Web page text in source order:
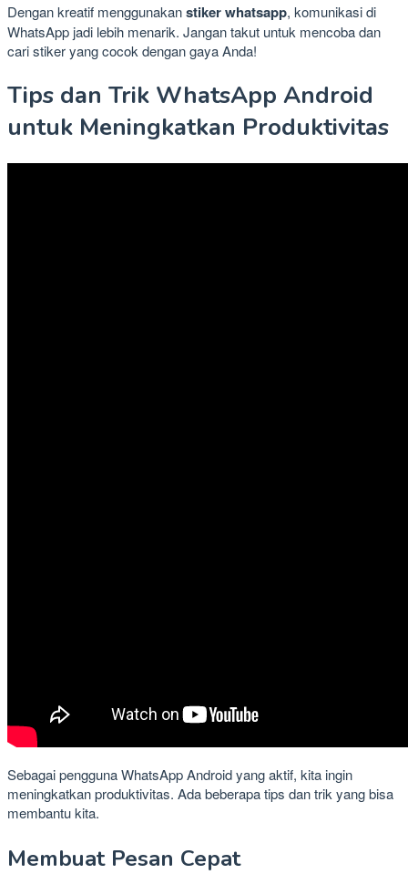
Dengan kreatif menggunakanstiker whatsapp, komunikasi di
WhatsApp jadi lebih menarik. Jangan takut untuk mencoba dan
cari stiker yang cocok dengan gaya Anda!
Tips dan Trik WhatsApp Android
untuk Meningkatkan Produktivitas
Sebagai pengguna WhatsApp Android yang aktif, kita ingin
meningkatkan produktivitas. Ada beberapa tips dan trik yang bisa
membantu kita.
Membuat Pesan Cepat